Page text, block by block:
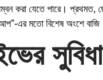
যেতে পারে। প্রথমত,
এর মতো বিশেষ অংশে
সুবিধা